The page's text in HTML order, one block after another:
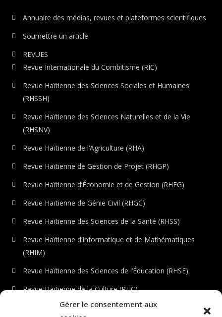
Gérer le consentement aux
Annuaire des médias, revues et plateformes scientifiques
Soumettre un article
REVUES
Revue Internationale du Combitisme (RIC)
Revue Haïtienne des Sciences Sociales et Humaines
(RHSSH)
Revue Haïtienne des Sciences Naturelles et de la Vie
(RHSNV)
Revue Haïtienne de l’Agriculture (RHA)
Revue Haïtienne de Gestion de Projet (RHGP)
Revue Haïtienne d’Économie et de Gestion (RHEG)
Revue Haïtienne de Génie Civil (RHGC)
Revue Haïtienne des Sciences de la Santé (RHSS)
Revue Haïtienne d’Informatique et de Mathématiques
(RHIM)
Revue Haïtienne des Sciences de l’Éducation (RHSE)
Revue Haïtienne de la Culture (RHC)
Revue Haïtienne de l’Environnement (RHE)